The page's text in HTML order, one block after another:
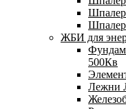
ЖБИ для
500Кв
Лежни